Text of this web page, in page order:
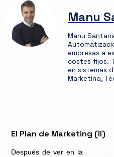
Manu
Manu
empresas a
costes fijos.
en sistemas
Marketing,
El Plan de Marketing (II)
Después de ver en la